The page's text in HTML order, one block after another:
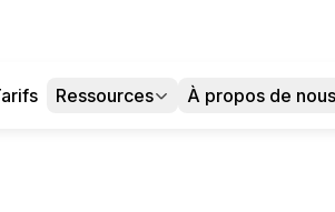
Ressources À propos de nous